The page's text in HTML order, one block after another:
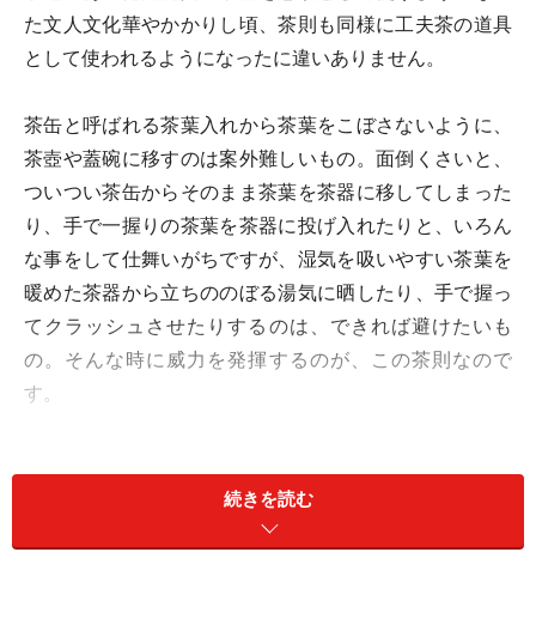
た文人文化華やかかりし頃、茶則も同様に工夫茶の道具
として使われるようになったに違いありません。
茶缶と呼ばれる茶葉入れから茶葉をこぼさないように、
茶壺や蓋碗に移すのは案外難しいもの。面倒くさいと、
ついつい茶缶からそのまま茶葉を茶器に移してしまった
り、手で一握りの茶葉を茶器に投げ入れたりと、いろん
な事をして仕舞いがちですが、湿気を吸いやすい茶葉を
暖めた茶器から立ちののぼる湯気に晒したり、手で握っ
てクラッシュさせたりするのは、できれば避けたいも
の。そんな時に威力を発揮するのが、この茶則なので
す。
茶則は、様々な素材で作られ、その形もとても多様で
す。いくつかご紹介してみましょう。
続きを読む